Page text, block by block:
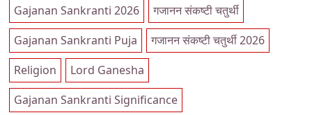
Gajanan Sankranti 2026
गजानन संकष्टी चतुर्थी
Gajanan Sankranti Puja
गजानन संकष्टी चतुर्थी 2026
Religion
Lord Ganesha
Gajanan Sankranti Significance